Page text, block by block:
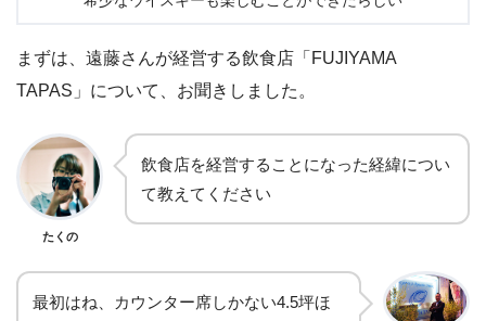
まずは、遠藤さんが経営する飲食店「FUJIYAMA
TAPAS」について、お聞きしました。
たくの
飲食店を経営することになった経緯につい
て教えてください
最初はね、カウンター席しかない4.5坪ほ